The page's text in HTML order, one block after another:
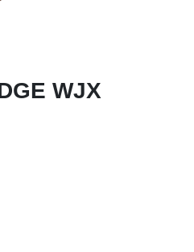
WJX